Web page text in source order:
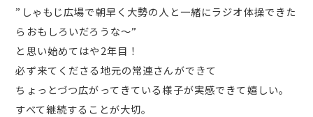
”しゃもじ広場で朝早く大勢の人と一緒にラジオ体操できた
らおもしろいだろうな～”
と思い始めてはや2年目！
必ず来てくださる地元の常連さんができて
ちょっとづつ広がってきている様子が実感できて嬉しい。
すべて継続することが大切。